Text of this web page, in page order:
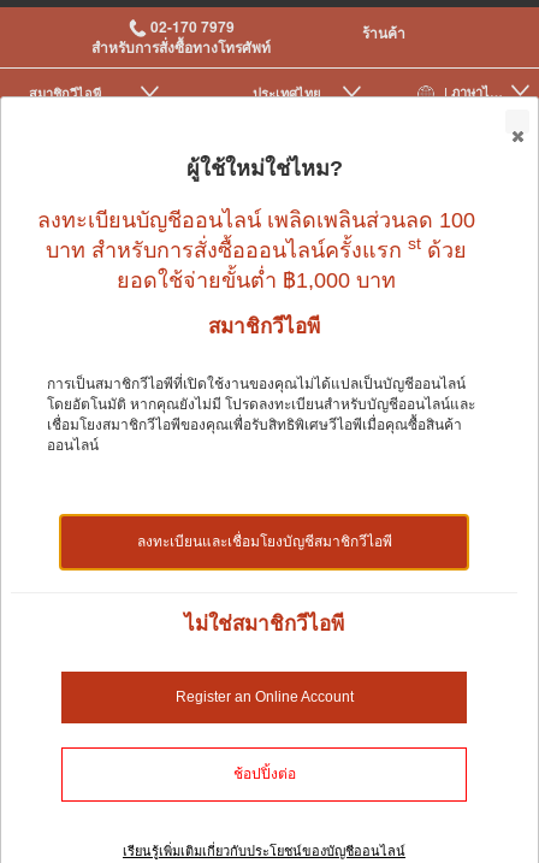
02-170 7979
สำหรับการสั่งซื้อทางโทรศัพท์
ร้านค้า
| ภาษาไทย
ประเทศไทย
สมาชิกวีไอพี
|
สัตว์เล็ก> อาหารและขนมสำหรับสัตว์เล็ก
สัตว์เล็ก
อาหารและขนมสำหรับสัตว์เล็ก
กำลังค้นหาร้านค้าออนไลน์ที่เชื่อถือได้ ที่สามารถจัดหาอาหารและ
ขนมสำหรับสัตว์เลี้ยงขนาดเล็ก ที่มีให้คุณเลือกมากมายใช่ไหม? เรา
สต๊อกสินค้าหลากหลายชนิดไว้บนชั้นวางอย่างสม่ำเสมอ เช่น แครอท
แท่งอบแห้ง บิสกิต และ ขนมกรุบกรอบอื่นๆ สำหรับสัตว์เลี้ยง เช่น หนู
ขนมเหล่านี้ไม่เพียงแค่อร่อยเท่านั้น แต่ยังมีคุณค่าทางโภชนาการอีก
ผู้ใช้ใหม่ใช่ไหม?
ลงทะเบียนบัญชีออนไลน์ เพลิดเพลินส่วนลด 100
บาท สำหรับการสั่งซื้อออนไลน์ครั้งแรกst ด้วย
ยอดใช้จ่ายขั้นต่ำ ฿1,000 บาท
สมาชิกวีไอพี
การเป็นสมาชิกวีไอพีที่เปิดใช้งานของคุณไม่ได้แปลเป็นบัญชีออนไลน์
โดยอัตโนมัติ หากคุณยังไม่มี โปรดลงทะเบียนสำหรับบัญชีออนไลน์และ
เชื่อมโยงสมาชิกวีไอพีของคุณเพื่อรับสิทธิพิเศษวีไอพีเมื่อคุณซื้อสินค้า
ออนไลน์
ลงทะเบียนและเชื่อมโยงบัญชีสมาชิกวีไอพี
ไม่ใช่สมาชิกวีไอพี
Register an Online Account
ช้อปปิ้งต่อ
เรียนรู้เพิ่มเติมเกี่ยวกับประโยชน์ของบัญชีออนไลน์